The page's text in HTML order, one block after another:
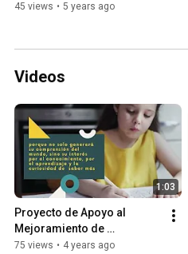
45 views • 5 years ago
Videos
1:03
Proyecto de Apoyo al
Mejoramiento de
Capacidades de Lectura y
75 views • 4 years ago